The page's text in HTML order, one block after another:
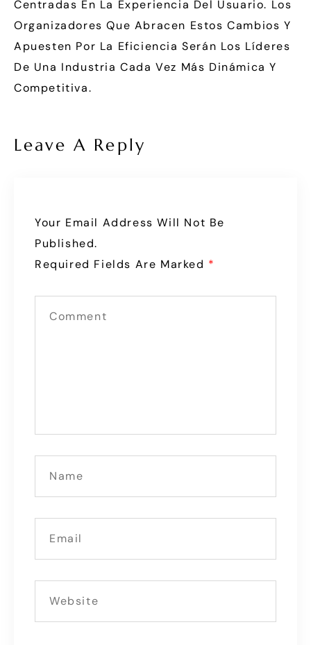
Centradas En La Experiencia Del Usuario. Los
Organizadores Que Abracen Estos Cambios Y
Apuesten Por La Eficiencia Serán Los Líderes
De Una Industria Cada Vez Más Dinámica Y
Competitiva.
Leave A Reply
Your Email Address Will Not Be
Published.
Required Fields Are Marked *